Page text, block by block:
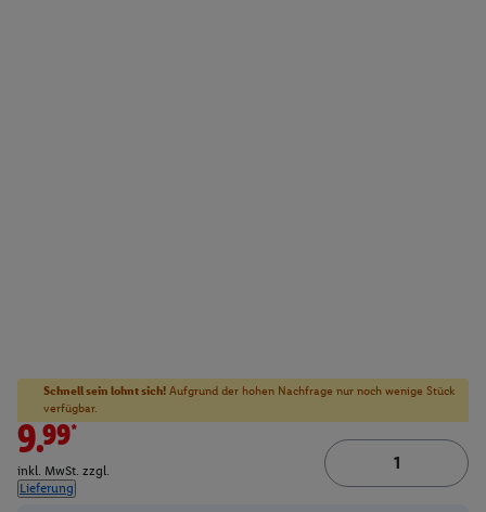
Schnell sein lohnt sich! Aufgrund der hohen Nachfrage nur noch wenige Stück
verfügbar.
9.99*
inkl. MwSt. zzgl.
Lieferung